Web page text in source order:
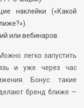
наклейки («Какой
или вебинаров.
легко запустить
и уже через час
Бонус: такие
бренд ближе —